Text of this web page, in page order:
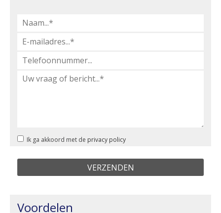
Ik ga akkoord met de privacy policy
Voordelen